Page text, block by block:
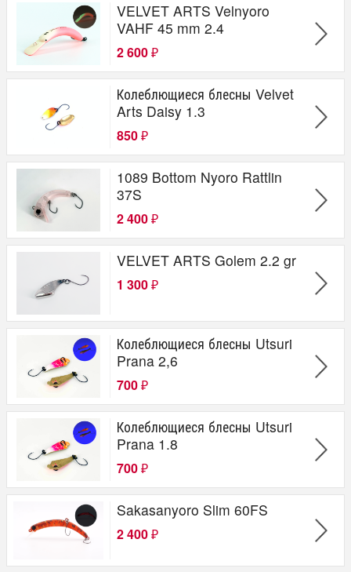
VELVET ARTS Velnyoro
VAHF 45 mm 2.4
2 600 ₽
Колеблющиеся блесны Velvet
Arts Daisy 1.3
850 ₽
1089 Bottom Nyoro Rattlin
37S
2 400 ₽
VELVET ARTS Golem 2.2 gr
1 300 ₽
Колеблющиеся блесны Utsuri
Prana 2,6
700 ₽
Колеблющиеся блесны Utsuri
Prana 1.8
700 ₽
Sakasanyoro Slim 60FS
2 400 ₽